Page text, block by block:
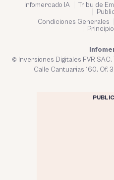
Infomercado IA Tribu de
Condiciones Generales
© Inversiones Digitales FVR
Calle Cantuarias 160. Of.